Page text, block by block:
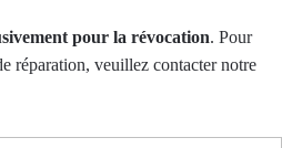
pour la révocation. Pour
réparation, veuillez contacter notre